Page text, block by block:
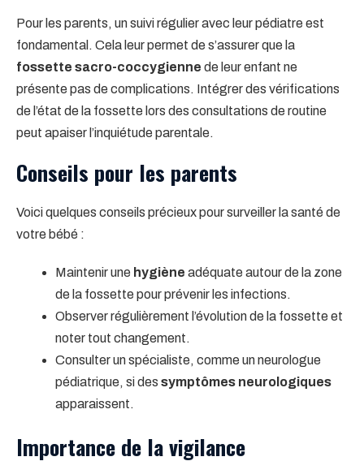
Pour les parents, un suivi régulier avec leur pédiatre est
fondamental. Cela leur permet de s’assurer que la
fossette sacro-coccygienne de leur enfant ne
présente pas de complications. Intégrer des vérifications
de l’état de la fossette lors des consultations de routine
peut apaiser l’inquiétude parentale.
Conseils pour les parents
Voici quelques conseils précieux pour surveiller la santé de
votre bébé :
Maintenir une hygiène adéquate autour de la zone
de la fossette pour prévenir les infections.
Observer régulièrement l’évolution de la fossette et
noter tout changement.
Consulter un spécialiste, comme un neurologue
pédiatrique, si des symptômes neurologiques
apparaissent.
Importance de la vigilance